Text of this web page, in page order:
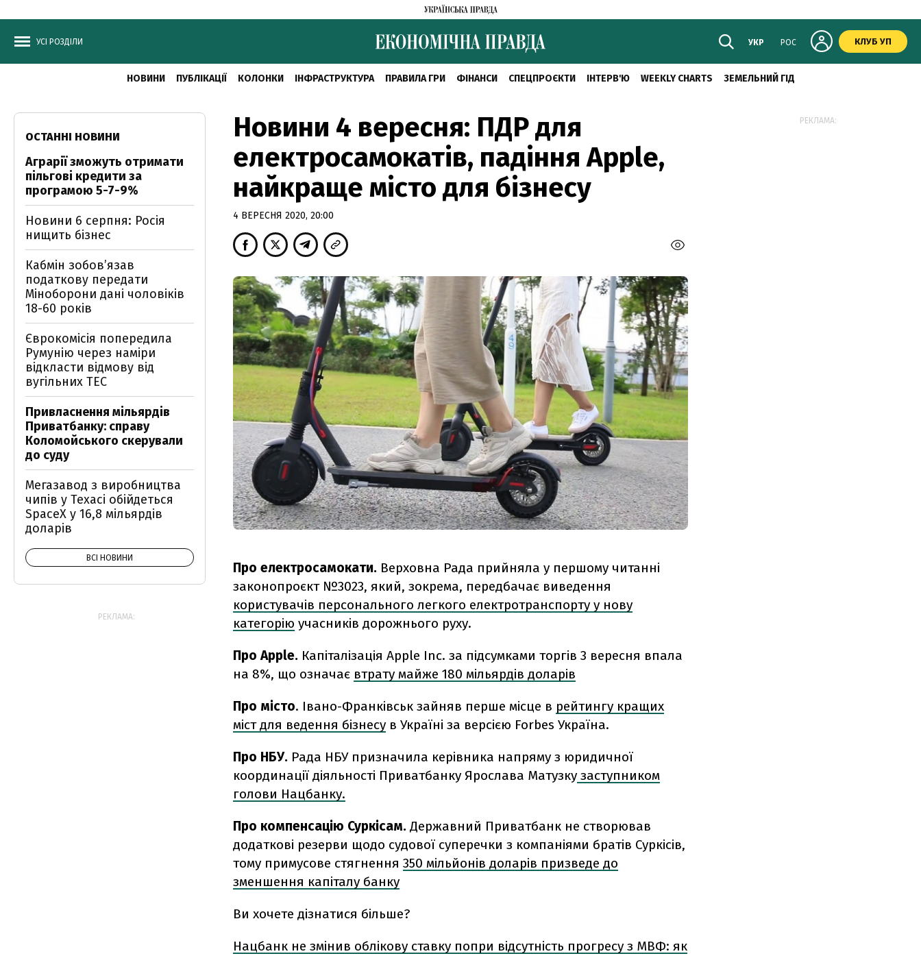
УСІ РОЗДІЛИ УКР РОС КЛУБ УП
НОВИНИ ПУБЛІКАЦІЇ КОЛОНКИ ІНФРАСТРУКТУРА ПРАВИЛА ГРИ ФІНАНСИ СПЕЦПРОЄКТИ ІНТЕРВ'Ю WEEKLY CHARTS ЗЕМЕЛЬНИЙ ГІД
Новини 4 вересня: ПДР для
електросамокатів, падіння Apple,
найкраще місто для бізнесу
4 ВЕРЕСНЯ 2020, 20:00
Про електросамокати. Верховна Рада прийняла у першому читанні
законопроєкт №3023, який, зокрема, передбачає виведення
користувачів персонального легкого електротранспорту у нову
категорію учасників дорожнього руху.
Про Apple. Капіталізація Apple Inc. за підсумками торгів 3 вересня впала
на 8%, що означає втрату майже 180 мільярдів доларів
Про місто. Івано-Франківськ зайняв перше місце в рейтингу кращих
міст для ведення бізнесу в Україні за версією Forbes Україна.
Про НБУ. Рада НБУ призначила керівника напряму з юридичної
координації діяльності Приватбанку Ярослава Матузку заступником
голови Нацбанку.
Про компенсацію Суркісам. Державний Приватбанк не створював
додаткові резерви щодо судової суперечки з компаніями братів Суркісів,
тому примусове стягнення 350 мільйонів доларів призведе до
зменшення капіталу банку
Ви хочете дізнатися більше?
Нацбанк не змінив облікову ставку попри відсутність прогресу з МВФ: як
ОСТАННІ НОВИНИ
Аграрії зможуть отримати
пільгові кредити за
програмою 5-7-9%
Новини 6 серпня: Росія
нищить бізнес
Кабмін зобовʼязав
податкову передати
Міноборони дані чоловіків
18-60 років
Єврокомісія попередила
Румунію через наміри
відкласти відмову від
вугільних ТЕС
Привласнення мільярдів
Приватбанку: справу
Коломойського скерували
до суду
Мегазавод з виробництва
чипів у Техасі обійдеться
SpaceX у 16,8 мільярдів
доларів
ВСІ НОВИНИ
РЕКЛАМА:
РЕКЛАМА: